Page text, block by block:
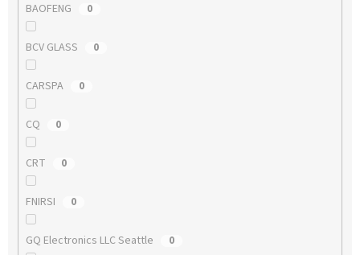
BAOFENG 0
BCV GLASS 0
CARSPA 0
CQ 0
CRT 0
FNIRSI 0
GQ Electronics LLC Seattle 0